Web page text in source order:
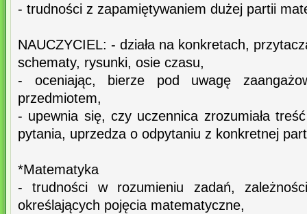
- trudności z zapamiętywaniem dużej partii
NAUCZYCIEL: - działa na konkretach,
schematy, rysunki, osie czasu,
- oceniając, bierze pod uwagę
przedmiotem,
- upewnia się, czy uczennica zrozumiała
pytania, uprzedza o odpytaniu z konkretnej
*Matematyka
- trudności w rozumieniu zadań,
określających pojęcia matematyczne,